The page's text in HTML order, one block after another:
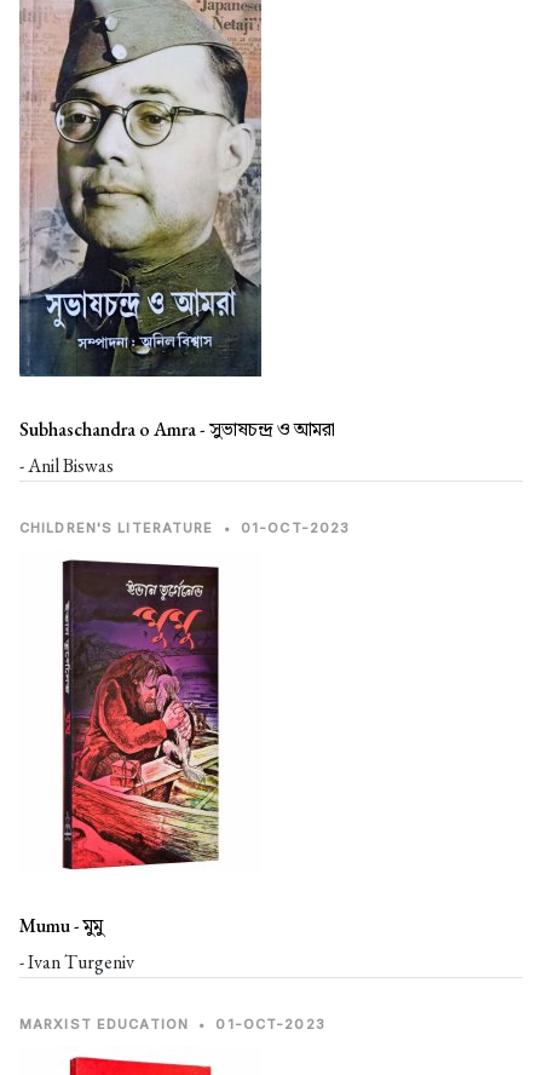
Subhaschandra o Amra -সুভাষচন্দ্র ও আমরা
- Anil Biswas
CHILDREN'S LITERATURE • 01-OCT-2023
Mumu -মুমু
- Ivan Turgeniv
MARXIST EDUCATION • 01-OCT-2023